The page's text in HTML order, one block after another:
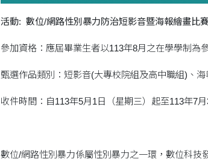
活動: 數位/網路性別暴力防治短影音暨海報繪畫比賽
參加資格：應屆畢業生者以113年8月之在學學制為
甄選作品類別：短影音(大專校院組及高中職組)、海
收件時間：自113年5月1日（星期三）起至113年7月
數位/網路性別暴力係屬性別暴力之一環，數位科